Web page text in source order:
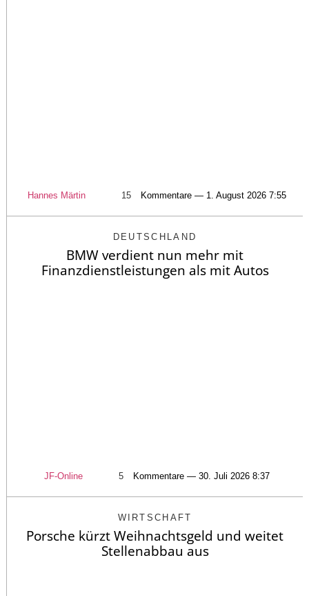
Hannes Märtin 15 Kommentare — 1. August 2026 7:55
DEUTSCHLAND
BMW verdient nun mehr mit
Finanzdienstleistungen als mit Autos
JF-Online 5 Kommentare — 30. Juli 2026 8:37
WIRTSCHAFT
Porsche kürzt Weihnachtsgeld und weitet
Stellenabbau aus